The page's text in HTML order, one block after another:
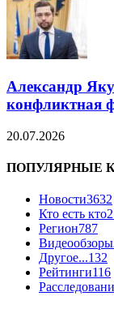
Александр
конфликтная
20.07.2026
ПОПУЛЯРНЫЕ
Новости3632
Кто есть кто
Регион787
Видеообзоры
Другое...132
Рейтинги116